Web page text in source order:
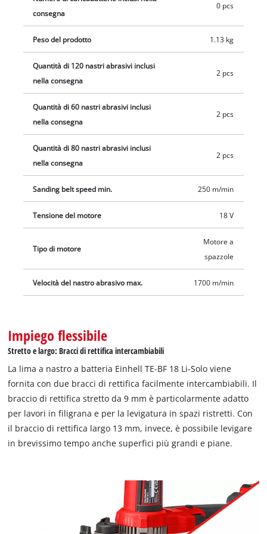
L'alloggiamento del braccio di rettifica è realizzato in metallo
massiccio. Area di lavoro pulita grazie all'adattatore di
aspirazione per il collegamento, ad esempio, di aspiratori a
umido e a secco Einhell. La fornitura comprende un set di 12
nastri abrasivi in due larghezze (lunghezza 457 mm, 2 pz. P60,
P80, P120), due bracci di rettifica e una pratica borsa per il
caricabatteria. Acquistabili separatamente.
consegna
0 pcs
Peso del prodotto 1.13 kg
Quantità di 120 nastri abrasivi inclusi
nella consegna
2 pcs
Quantità di 60 nastri abrasivi inclusi
nella consegna
2 pcs
Quantità di 80 nastri abrasivi inclusi
nella consegna
2 pcs
Sanding belt speed min. 250 m/min
Tensione del motore 18 V
Tipo di motore
Motore a
spazzole
Velocità del nastro abrasivo max. 1700 m/min
Impiego flessibile
Stretto e largo: Bracci di rettifica intercambiabili
La lima a nastro a batteria Einhell TE-BF 18 Li-Solo viene
fornita con due bracci di rettifica facilmente intercambiabili. Il
braccio di rettifica stretto da 9 mm è particolarmente adatto
per lavori in filigrana e per la levigatura in spazi ristretti. Con
il braccio di rettifica largo 13 mm, invece, è possibile levigare
in brevissimo tempo anche superfici più grandi e piane.